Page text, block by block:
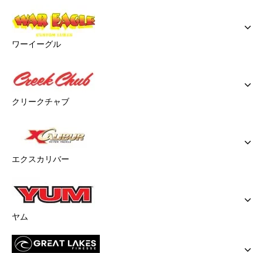
ワーイーグル
クリークチャブ
エクスカリバー
ヤム